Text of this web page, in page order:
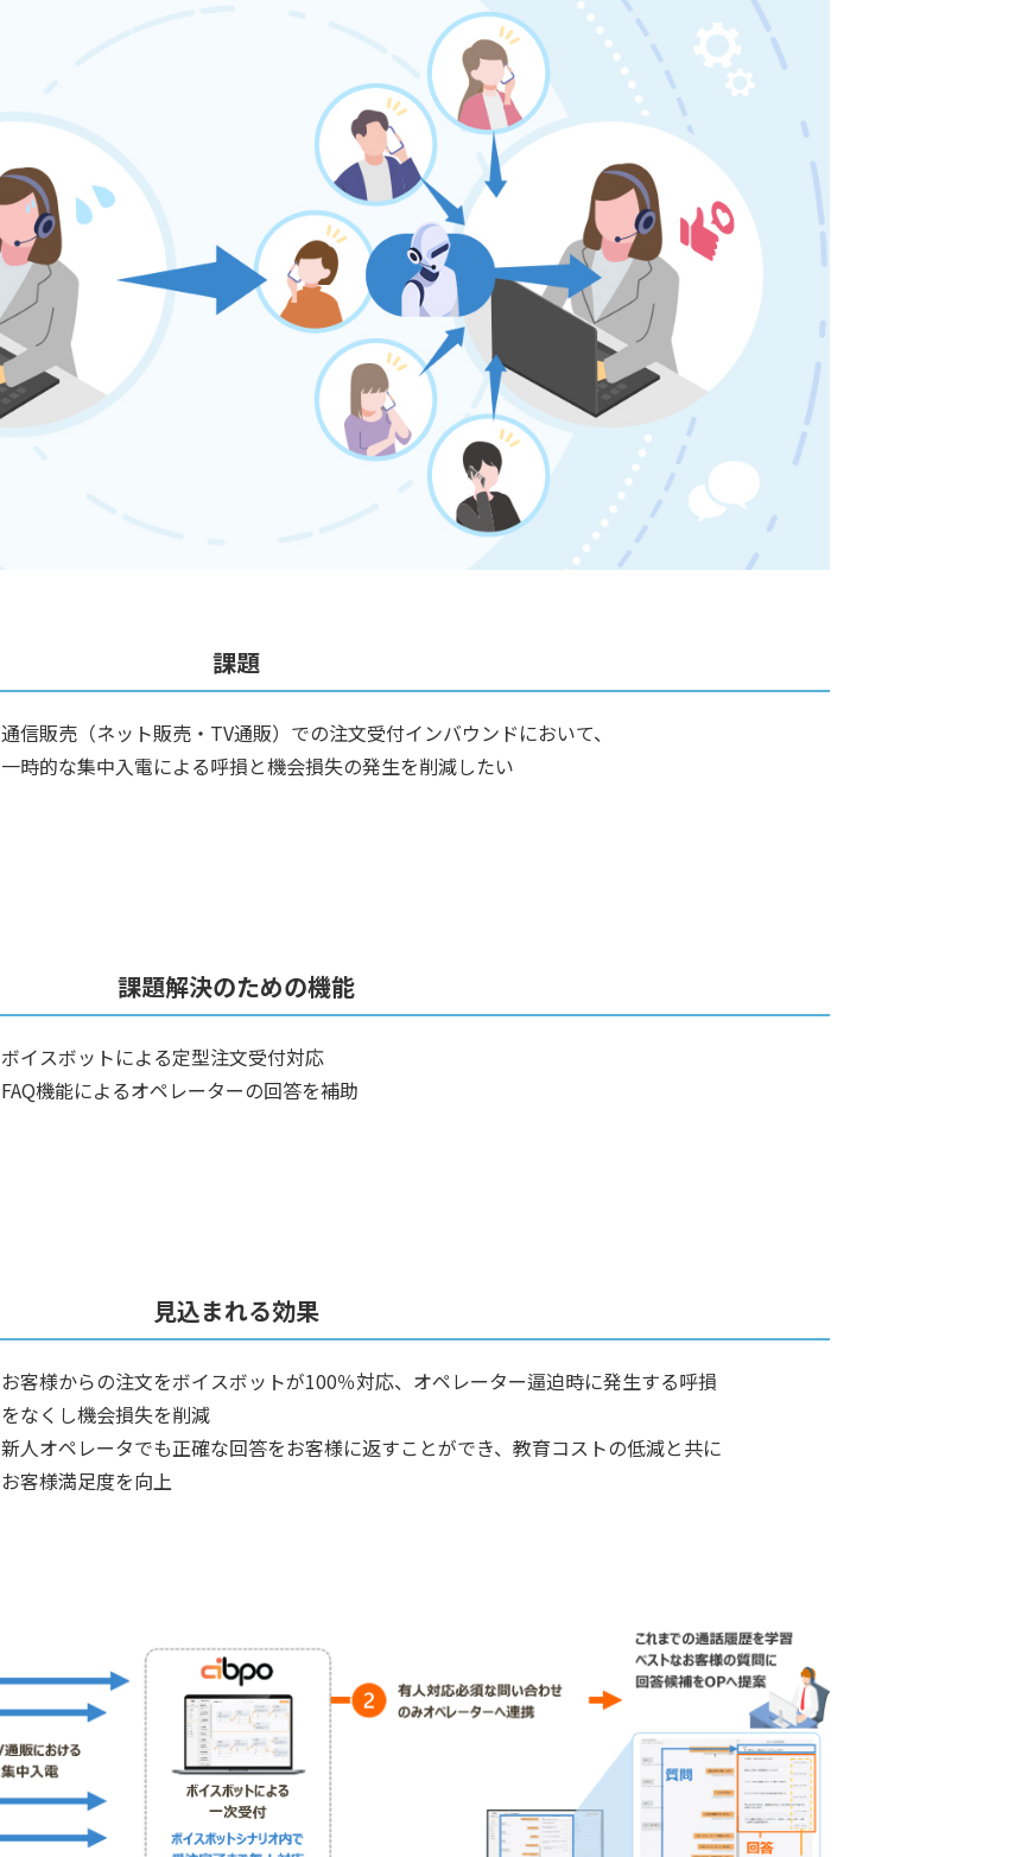
課題
通信販売（ネット販売・TV通販）での注文受付インバウンドにおいて、
一時的な集中入電による呼損と機会損失の発生を削減したい
課題解決のための機能
ボイスボットによる定型注文受付対応
FAQ機能によるオペレーターの回答を補助
見込まれる効果
お客様からの注文をボイスボットが100％対応、オペレーター逼迫時に発生する呼損
をなくし機会損失を削減
新人オペレータでも正確な回答をお客様に返すことができ、教育コストの低減と共に
お客様満足度を向上